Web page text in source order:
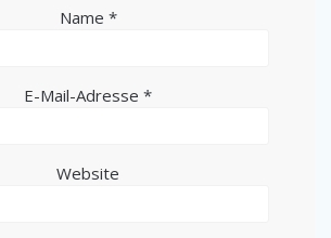
Name *
E-Mail-Adresse *
Website